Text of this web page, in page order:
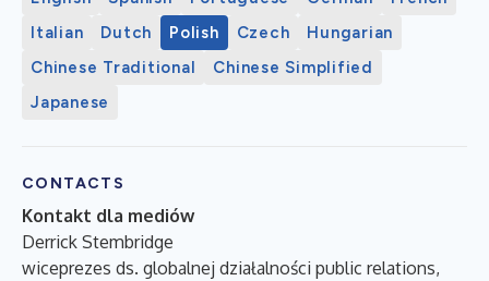
Italian
Dutch Polish Czech
Hungarian
Chinese Traditional
Chinese Simplified
Japanese
CONTACTS
Kontakt dla mediów
Derrick Stembridge
wiceprezes ds. globalnej działalności public relations,